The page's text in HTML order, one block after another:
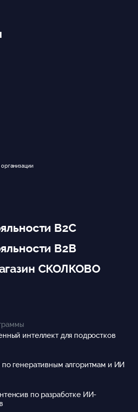
B2C
B2B
СКОЛКОВО
интеллект для подростков
по генеративным алгоритмам и ИИ
по разработке ИИ-